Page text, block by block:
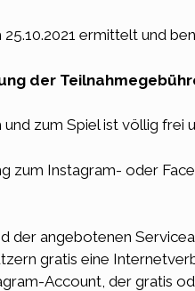
ermittelt und
der
zum Spiel ist völlig frei
zum Instagram- oder
der angebotenen
gratis eine
Account, der gratis